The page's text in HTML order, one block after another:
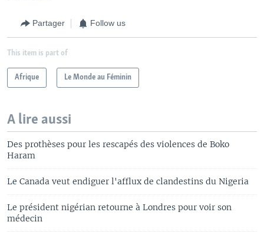
Partager Follow us
This item is part of
Afrique Le Monde au Féminin
A lire aussi
Des prothèses pour les rescapés des violences de Boko
Haram
Le Canada veut endiguer l'afflux de clandestins du Nigeria
Le président nigérian retourne à Londres pour voir son
médecin